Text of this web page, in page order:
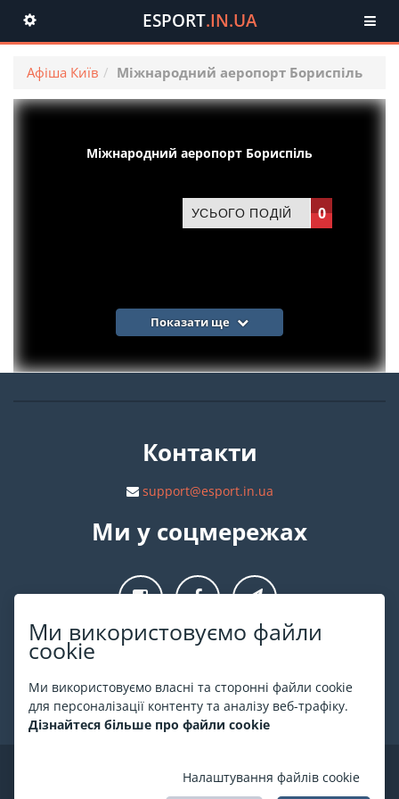
Ми використовуємо файли
cookie
Ми використовуємо власні та сторонні файли cookie
для персоналізації контенту та аналізу веб-трафіку.
Дізнайтеся більше про файли cookie
Налаштування файлів cookie
Toggle
navigation
ESPORT.IN.UA
Афіша Київ Міжнародний аеропорт Бориспіль
Міжнародний аеропорт Бориспіль
УСЬОГО ПОДІЙ 0
Показати ще
Контакти
support@esport.in.ua
Ми у соцмережах
Про ESPORT.in.ua
На ESPORT.in.ua представлена афіша Києва та інших міст
України. Всі квитки продаються офіційно. Ми працюємо
безпосередньо з касами.